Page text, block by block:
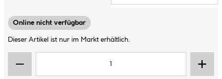
Online nicht verfügbar
Dieser Artikel ist nur im Markt erhältlich.